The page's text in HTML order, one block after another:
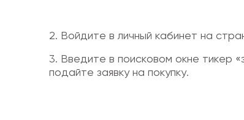
2. Войдите в личный кабинет на
3. Введите в поисковом окне тикер
подайте заявку на покупку.